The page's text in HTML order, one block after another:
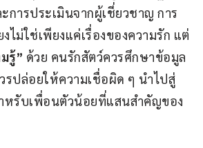
การประเมินจากผู้เชี่ยวชาญ การ
ไม่ใช่เพียงแค่เรื่องของความรัก แต่
รู้” ด้วย คนรักสัตว์ควรศึกษาข้อมูล
รปล่อยให้ความเชื่อผิด ๆ นำไปสู่
หรับเพื่อนตัวน้อยที่แสนสำคัญของ